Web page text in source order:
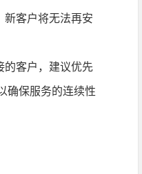
新客户将无法再安
的客户，建议优先
确保服务的连续性